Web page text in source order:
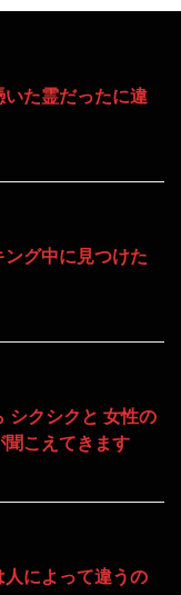
いた霊だったに違
ング中に見つけた
シクシクと 女性の
こえてきます
人によって違うの